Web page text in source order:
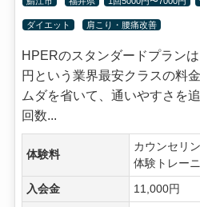
ダイエット 肩こり・腰痛改善
HPERのスタンダードプラン
円という業界最安クラスの料
ムダを省いて、通いやすさを
回数...
体験料
カウンセリ
体験トレー
入会金 11,000円